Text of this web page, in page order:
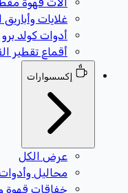
غلايات وأباريق
أدوات كولد برو
أقماع تقطير
إكسسوارات
عرض الكل
محاليل
خفاقات قهوة